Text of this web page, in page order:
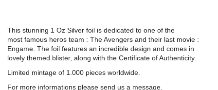
This stunning 1 Oz Silver foil is dedicated to one of the
most famous heros team : The Avengers and their last movie :
Engame. The foil features an incredible design and comes in
lovely themed blister, along with the Certificate of Authenticity.
Limited mintage of 1.000 pieces worldwide.
For more informations please send us a message.